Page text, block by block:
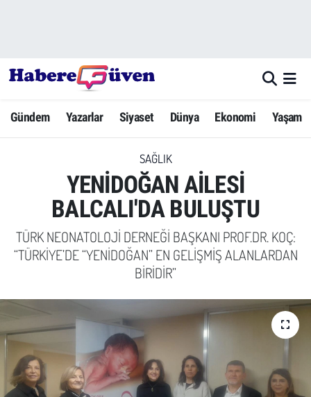
Gündem Yazarlar Siyaset Dünya Ekonomi Yaşam
SAĞLIK
YENİDOĞAN AİLESİ
BALCALI'DA BULUŞTU
TÜRK NEONATOLOJİ DERNEĞİ BAŞKANI PROF.DR. KOÇ:
“TÜRKİYE’DE “YENİDOĞAN” EN GELİŞMİŞ ALANLARDAN
BİRİDİR”
Yazarlar
Dünya
Ekonomi
Yaşam
Yerel Haberler
Eğitim
Sağlık
Kadın
Hava Durumu
Trafik Durumu
Süper Lig Puan Durumu ve Fikstür
Tüm Manşetler
Son Dakika Haberleri
Haber Arşivi